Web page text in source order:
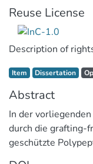
Reuse License
Description of
Item type:
Item, Dissertation
Abstract
In der
durch die grafting-
geschützte